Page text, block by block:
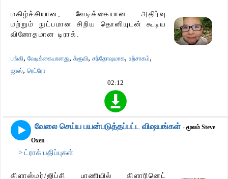
மகிழ்ச்சியான, வேடிக்கையான அதிர்வு
மற்றும் நுட்பமான சிறிய தொனியுடன் கூடிய
வினோதமான டிராக்.
பங்கி, வேடிக்கையானது, க்ரூவி, சந்தோஷமாக, உற்சாகம்,
ஜாஸ், ரெட்ரோ
02:12
வேலை செய்ய பயன்படுத்தப்பட்ட விஷயங்கள் - மூலம் Steve
Oxen
> ட்ராக் பதிப்புகள்
கிளாஸ்மர்/ஜிப்சி பாணியில் கிளாரினெட்